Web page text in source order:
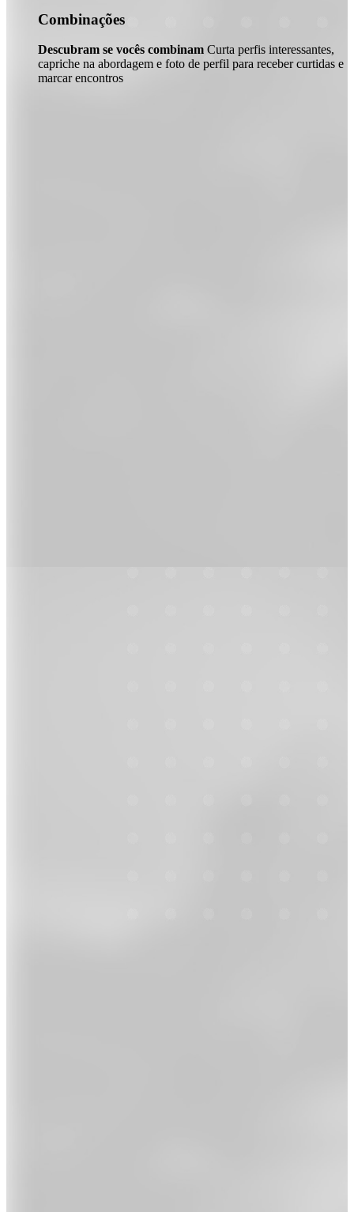
Combinações
Descubram se vocês combinam Curta perfis interessantes,
capriche na abordagem e foto de perfil para receber curtidas e
marcar encontros